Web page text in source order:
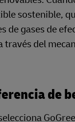
sostenible,
de gases de
través del
de